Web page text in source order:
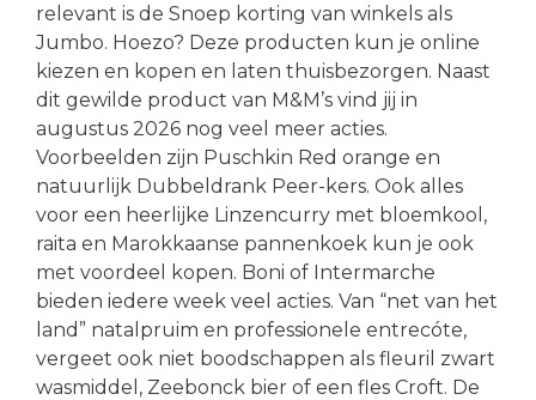
relevant is de Snoep korting van winkels als
Jumbo. Hoezo? Deze producten kun je online
kiezen en kopen en laten thuisbezorgen. Naast
dit gewilde product van M&M’s vind jij in
augustus 2026 nog veel meer acties.
Voorbeelden zijn Puschkin Red orange en
natuurlijk Dubbeldrank Peer-kers. Ook alles
voor een heerlijke Linzencurry met bloemkool,
raita en Marokkaanse pannenkoek kun je ook
met voordeel kopen. Boni of Intermarche
bieden iedere week veel acties. Van “net van het
land” natalpruim en professionele entrecóte,
vergeet ook niet boodschappen als fleuril zwart
wasmiddel, Zeebonck bier of een fles Croft. De